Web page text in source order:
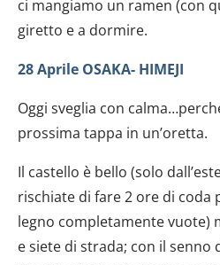
ci mangiamo un ramen (con
giretto e a dormire.
28 Aprile OSAKA- HIMEJI
Oggi sveglia con
prossima tappa in un’oretta.
Il castello è bello (solo
rischiate di fare 2 ore di coda
legno completamente vuote)
e siete di strada; con il senno